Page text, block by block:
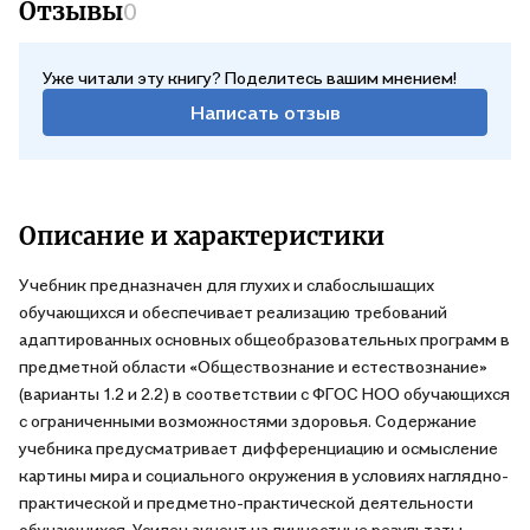
Отзывы0
Уже читали эту книгу? Поделитесь вашим мнением!
Написать отзыв
Описание и характеристики
Учебник предназначен для глухих и слабослышащих
обучающихся и обеспечивает реализацию требований
адаптированных основных общеобразовательных программ в
предметной области «Обществознание и естествознание»
(варианты 1.2 и 2.2) в соответствии с ФГОС НОО обучающихся
с ограниченными возможностями здоровья. Содержание
учебника предусматривает дифференциацию и осмысление
картины мира и социального окружения в условиях наглядно-
практической и предметно-практической деятельности